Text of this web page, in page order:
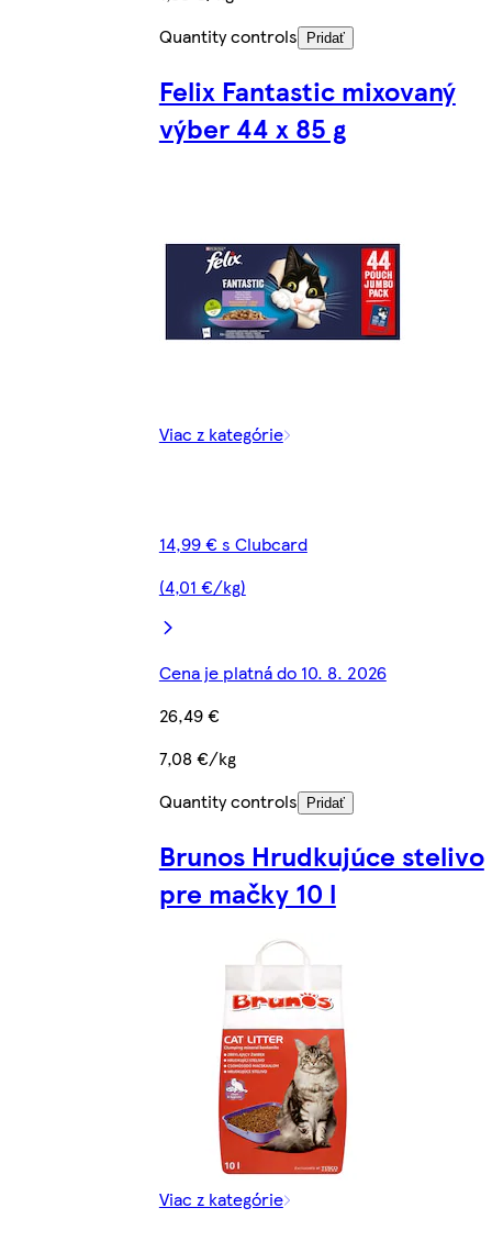
Quantity controls
Pridať
Felix Fantastic mixovaný
výber 44 x 85 g
Viac z kategórie
14,99 € s Clubcard
(4,01 €/kg)
Cena je platná do 10. 8. 2026
26,49 €
7,08 €/kg
Quantity controls
Pridať
Brunos Hrudkujúce stelivo
pre mačky 10 l
Viac z kategórie